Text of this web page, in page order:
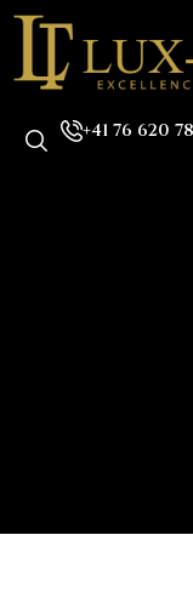
+41 76 620